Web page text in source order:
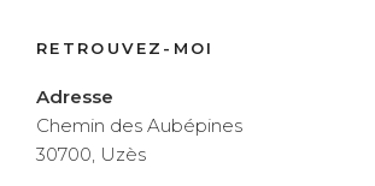
RETROUVEZ-MOI
Adresse
Chemin des Aubépines
30700, Uzès